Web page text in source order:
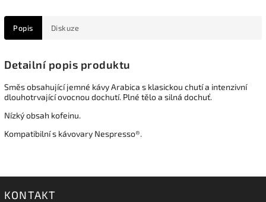
Popis Diskuze
Detailní popis produktu
Směs obsahující jemné kávy Arabica s klasickou chutí a intenzivní
dlouhotrvající ovocnou dochutí. Plné tělo a silná dochuť.
Nízký obsah kofeinu.
Kompatibilní s kávovary Nespresso®.
KONTAKT